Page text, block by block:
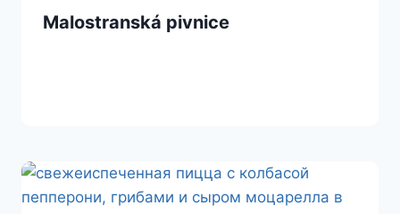
Malostranská pivnice